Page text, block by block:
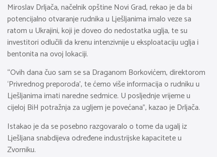
Miroslav Drljača, načelnik opštine Novi Grad, rekao je da bi
potencijalno otvaranje rudnika u Lješljanima imalo veze sa
ratom u Ukrajini, koji je doveo do nedostatka uglja, te su
investitori odlučili da krenu intenzivnije u eksploataciju uglja i
bentonita na ovoj lokaciji.
“Ovih dana čuo sam se sa Draganom Borkovićem, direktorom
‘Privrednog preporoda’, te ćemo više informacija o rudniku u
Lješljanima imati naredne sedmice. U posljednje vrijeme u
cijeloj BiH potražnja za ugljem je povećana”, kazao je Drljača.
Istakao je da se posebno razgovaralo o tome da ugalj iz
Lješljana snabdijeva određene industrijske kapacitete u
Zvorniku.